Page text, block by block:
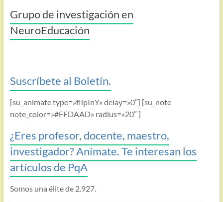
Grupo de investigación en
NeuroEducación
Suscríbete al Boletín.
[su_animate type=»flipInY» delay=»0″] [su_note
note_color=»#FFDAAD» radius=»20″ ]
¿Eres profesor, docente, maestro,
investigador? Anímate. Te interesan los
artículos de PqA
Somos una élite de 2.927.